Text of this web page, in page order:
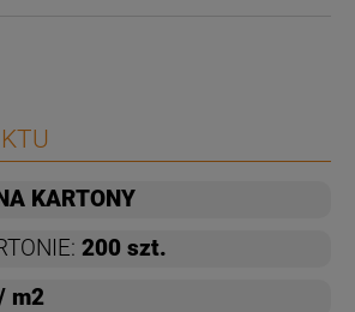
KARTONY
200 szt.
m2